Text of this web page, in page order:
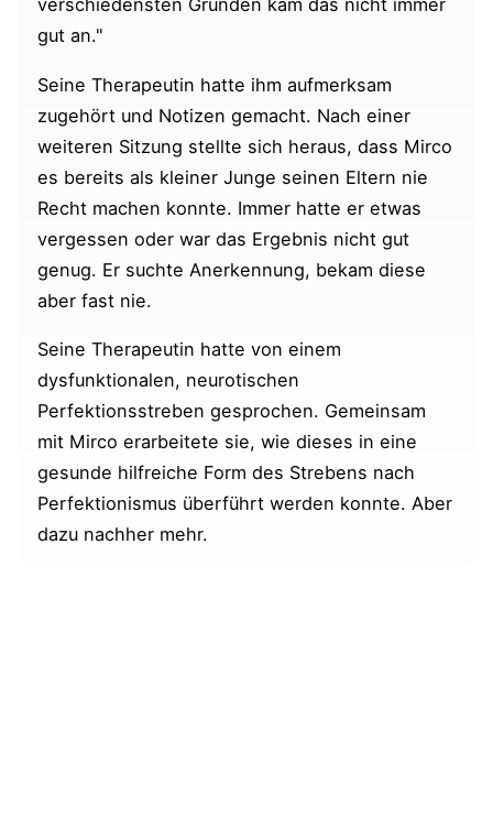
gut an."
Seine Therapeutin hatte ihm aufmerksam
zugehört und Notizen gemacht. Nach einer
weiteren Sitzung stellte sich heraus, dass Mirco
es bereits als kleiner Junge seinen Eltern nie
Recht machen konnte. Immer hatte er etwas
vergessen oder war das Ergebnis nicht gut
genug. Er suchte Anerkennung, bekam diese
aber fast nie.
Seine Therapeutin hatte von einem
dysfunktionalen, neurotischen
Perfektionsstreben gesprochen. Gemeinsam
mit Mirco erarbeitete sie, wie dieses in eine
gesunde hilfreiche Form des Strebens nach
Perfektionismus überführt werden konnte. Aber
dazu nachher mehr.